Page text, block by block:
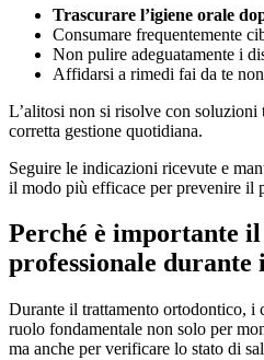
Trascurare l’igiene orale
Consumare frequentemente
Non pulire adeguatamente i
Affidarsi a rimedi fai da te
L’alitosi non si risolve con soluzioni
corretta gestione quotidiana.
Seguire le indicazioni ricevute e
il modo più efficace per prevenire il
Perché è importante
professionale
Durante il trattamento ortodontico, i
ruolo fondamentale non solo per
ma anche per verificare lo stato di